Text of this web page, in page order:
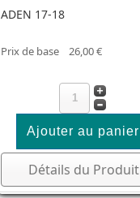
ADEN 17-18
Prix de base 26,00 €
Détails du Produit